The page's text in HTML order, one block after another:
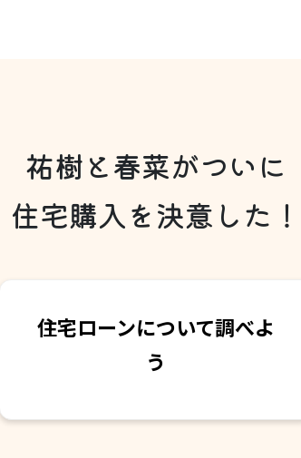
祐樹と春菜がついに
住宅購入を決意した！
住宅ローンについて調べよ
う